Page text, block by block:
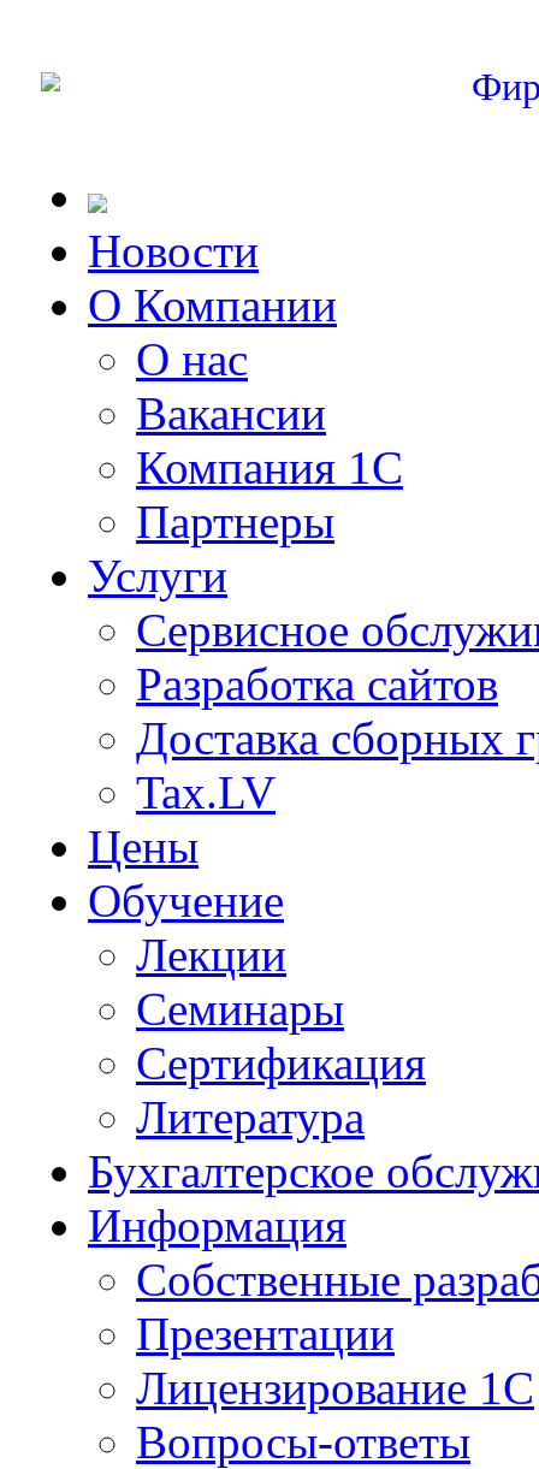
Новости
О Компании
О нас
Вакансии
Компания 1С
Партнеры
Услуги
Сервисное
Разработка сайтов
Доставка сборных
Tax.LV
Цены
Обучение
Лекции
Семинары
Сертификация
Литература
Бухгалтерское
Информация
Собственные
Презентации
Лицензирование 1С
Вопросы-ответы